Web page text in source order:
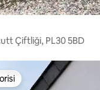
Çiftliği, PL30 5BD
en beğenilenler